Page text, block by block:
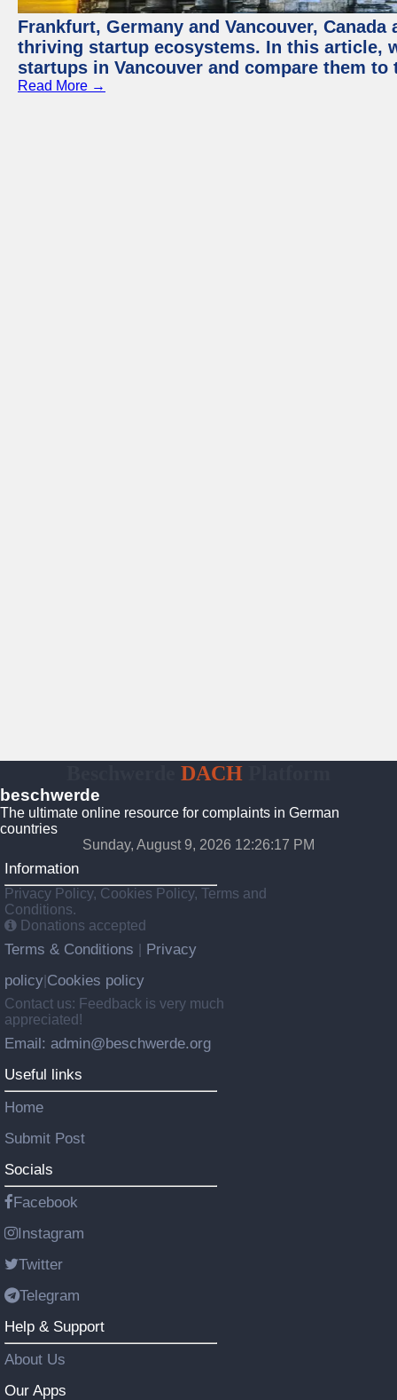
Frankfurt, Germany and Vancouver,
thriving startup ecosystems. In this article,
startups in Vancouver and compare them
Read More →
DACH
beschwerde
The ultimate online resource for complaints in German
countries
Sunday, August 9, 2026 12:26:18 PM
Information
Privacy Policy, Cookies Policy, Terms and
Conditions.
Donations accepted
Terms & Conditions
Privacy
policy Cookies policy
Contact us: Feedback is very much
appreciated!
Email: admin@beschwerde.org
Useful links
Home
Submit Post
Socials
Facebook
Instagram
Twitter
Telegram
Help & Support
About Us
Our Apps